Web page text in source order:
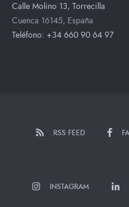
Calle Molino 13, Torrecilla
Cuenca 16145, España
Teléfono: +34 660 90 64 97
RSS FEED
INSTAGRAM